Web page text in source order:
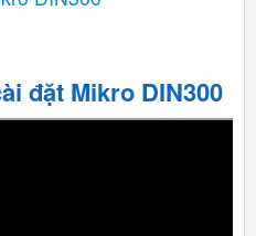
đặt Mikro DIN300